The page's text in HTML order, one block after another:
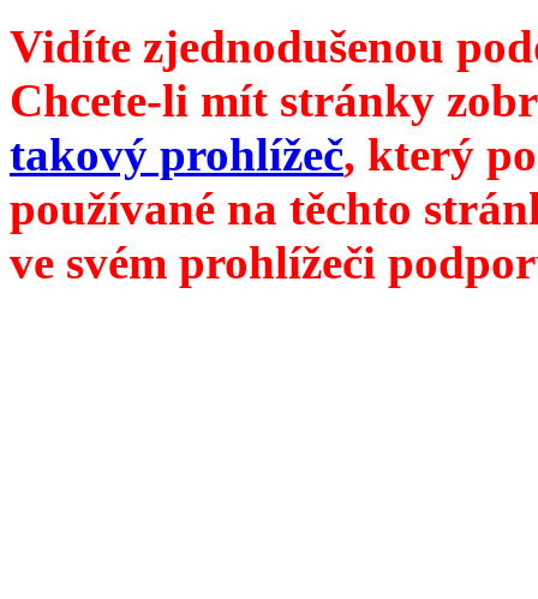
Vidíte zjednodušenou
Chcete-li mít stránky
takový prohlížeč, který
používané na těchto
ve svém prohlížeči